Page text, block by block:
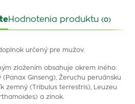
Hodnotenia produktu (0)
určený pre mužov.
zložením obsahuje okrem iného:
(Panax Ginseng), Žeruchu peruánsku
zemný (Tribulus terrestris), Leuzeu
a zinok.